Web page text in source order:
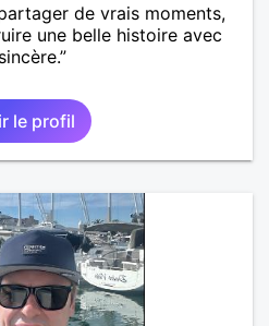
de vrais moments,
une belle histoire avec
le profil